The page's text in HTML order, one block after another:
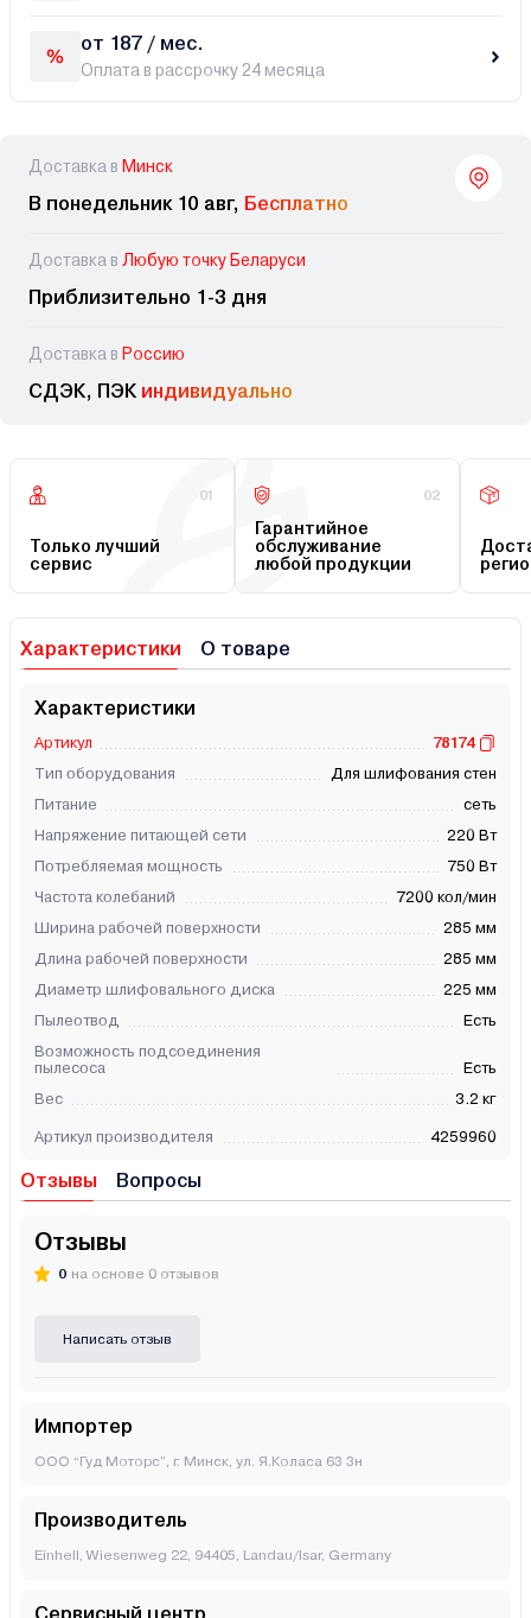
от 187 / мес.
Оплата в рассрочку 24 месяца
Доставка в Минск
В понедельник 10 авг, Бесплатно
Доставка в Любую точку Беларуси
Приблизительно 1-3 дня
Доставка в Россию
СДЭК, ПЭК индивидуально
01
Только лучший
сервис
02
Гарантийное
обслуживание
любой продукции
Характеристики О товаре
Характеристики
Артикул
78174
Тип оборудования
Для шлифования стен
Питание
сеть
Напряжение питающей сети
220 Вт
Потребляемая мощность
750 Вт
Частота колебаний
7200 кол/мин
Ширина рабочей поверхности
285 мм
Длина рабочей поверхности
285 мм
Диаметр шлифовального диска
225 мм
Пылеотвод
Есть
Возможность подсоединения
пылесоса
Есть
Вес
3.2 кг
Артикул производителя 4259960
Отзывы Вопросы
Отзывы
0 на основе 0 отзывов
Написать отзыв
Импортер
ООО “Гуд Моторс”, г. Минск, ул. Я.Коласа 63 3н
Производитель
Einhell, Wiesenweg 22, 94405, Landau/Isar, Germany